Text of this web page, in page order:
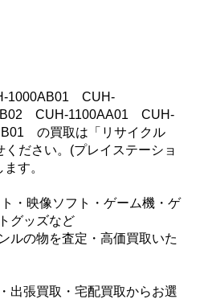
1000AB01 CUH-
CUH-1100AA01 CUH-
の買取は「リサイクル
ださい。(プレイステーショ
す。
・映像ソフト・ゲーム機・ゲ
グッズなど
ルの物を査定・高価買取いた
出張買取・宅配買取からお選